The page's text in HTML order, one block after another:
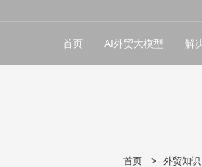
首页 AI外贸大模型 解
首页 > 外贸知识